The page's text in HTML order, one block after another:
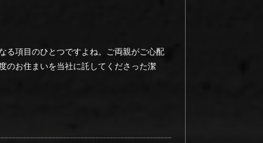
る項目のひとつですよね。ご両親がご心配
のお住まいを当社に託してくださった潔